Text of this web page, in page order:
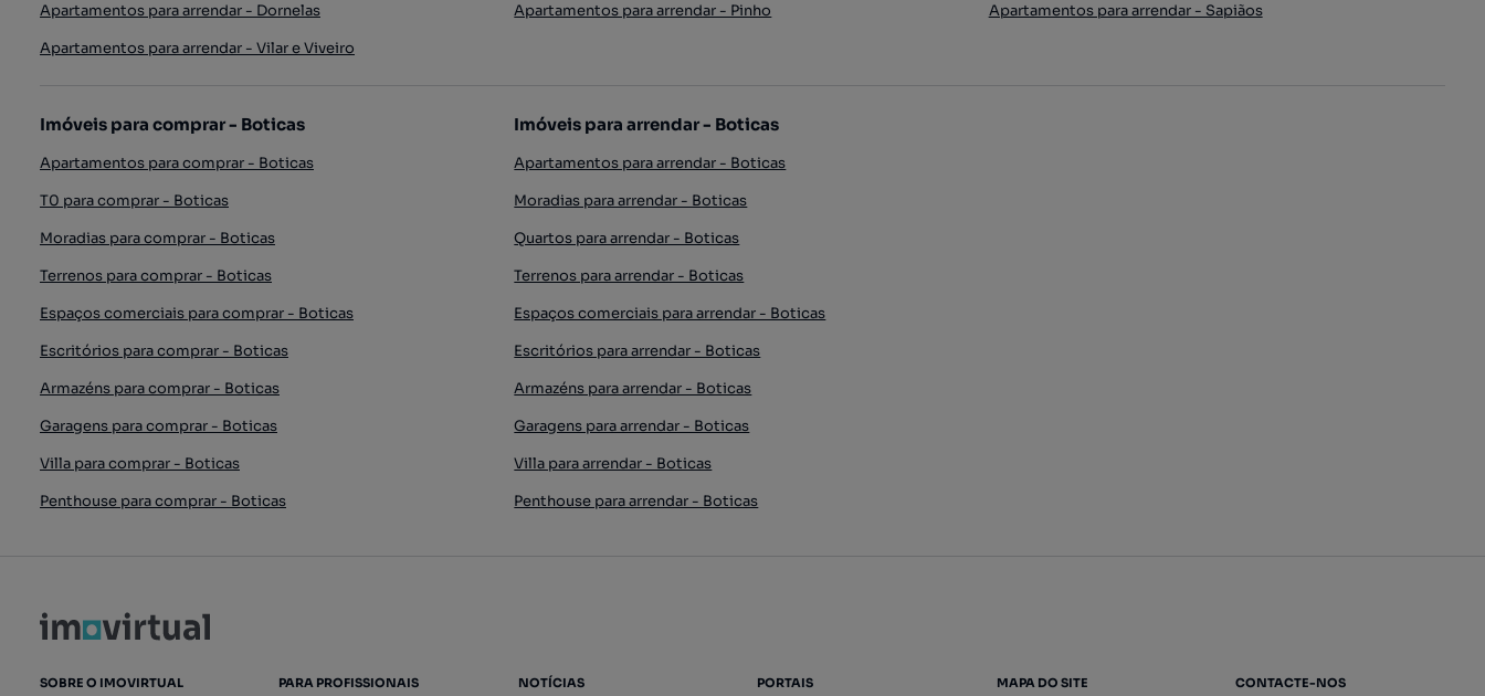
Apartamentos para arrendar - Dornelas Apartamentos para arrendar - Pinho
Apartamentos para arrendar - Sapiãos
Apartamentos para arrendar - Vilar e Viveiro
Imóveis para comprar - Boticas
Apartamentos para comprar - Boticas
T0 para comprar - Boticas
Moradias para comprar - Boticas
Terrenos para comprar - Boticas
Espaços comerciais para comprar - Boticas
Escritórios para comprar - Boticas
Armazéns para comprar - Boticas
Garagens para comprar - Boticas
Villa para comprar - Boticas
Penthouse para comprar - Boticas
Imóveis para arrendar - Boticas
Apartamentos para arrendar - Boticas
Moradias para arrendar - Boticas
Quartos para arrendar - Boticas
Terrenos para arrendar - Boticas
Espaços comerciais para arrendar - Boticas
Escritórios para arrendar - Boticas
Armazéns para arrendar - Boticas
Garagens para arrendar - Boticas
Villa para arrendar - Boticas
Penthouse para arrendar - Boticas
SOBRE O IMOVIRTUAL PARA PROFISSIONAIS NOTÍCIAS PORTAIS MAPA DO SITE CONTACTE-NOS